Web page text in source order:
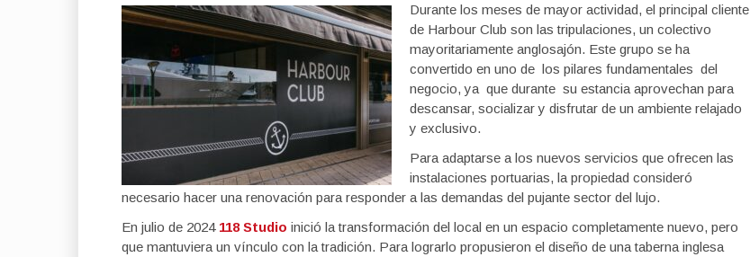
Durante los meses de mayor actividad, el principal cliente
de Harbour Club son las tripulaciones, un colectivo
mayoritariamente anglosajón. Este grupo se ha
convertido en uno de los pilares fundamentales del
negocio, ya que durante su estancia aprovechan para
descansar, socializar y disfrutar de un ambiente relajado
y exclusivo.
Para adaptarse a los nuevos servicios que ofrecen las
instalaciones portuarias, la propiedad consideró
necesario hacer una renovación para responder a las demandas del pujante sector del lujo.
En julio de 2024 118 Studio inició la transformación del local en un espacio completamente nuevo, pero
que mantuviera un vínculo con la tradición. Para lograrlo propusieron el diseño de una taberna inglesa